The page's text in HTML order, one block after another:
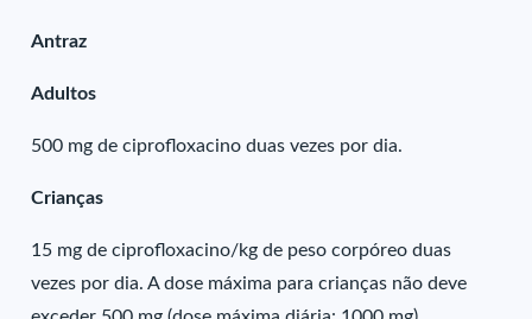
Antraz
Adultos
500 mg de ciprofloxacino duas vezes por dia.
Crianças
15 mg de ciprofloxacino/kg de peso corpóreo duas
vezes por dia. A dose máxima para crianças não deve